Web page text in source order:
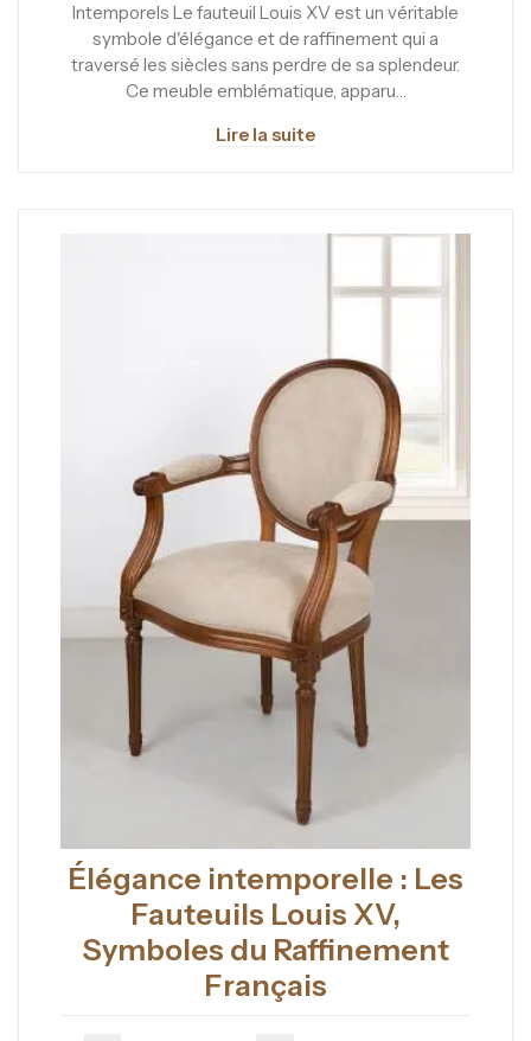
Intemporels Le fauteuil Louis XV est un véritable
symbole d'élégance et de raffinement qui a
traversé les siècles sans perdre de sa splendeur.
Ce meuble emblématique, apparu…
Lire la suite
Élégance intemporelle : Les
Fauteuils Louis XV,
Symboles du Raffinement
Français